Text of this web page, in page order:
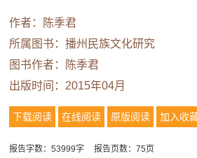
作者：陈季君
所属图书：播州民族文化研究
图书作者：陈季君
出版时间：2015年04月
下载阅读 在线阅读 原版阅读 加入收
报告字数：53999字 报告页数：75页